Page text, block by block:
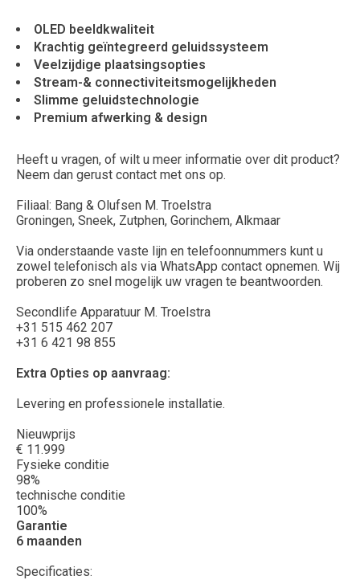
OLED beeldkwaliteit
Krachtig geïntegreerd geluidssysteem
Veelzijdige plaatsingsopties
Stream-& connectiviteitsmogelijkheden
Slimme geluidstechnologie
Premium afwerking & design
Heeft u vragen, of wilt u meer informatie over dit product?
Neem dan gerust contact met ons op.
Filiaal: Bang & Olufsen M. Troelstra
Groningen, Sneek, Zutphen, Gorinchem, Alkmaar
Via onderstaande vaste lijn en telefoonnummers kunt u
zowel telefonisch als via WhatsApp contact opnemen. Wij
proberen zo snel mogelijk uw vragen te beantwoorden.
Secondlife Apparatuur M. Troelstra
+31 515 462 207
+31 6 421 98 855
Extra Opties op aanvraag:
Levering en professionele installatie.
Nieuwprijs
€ 11.999
Fysieke conditie
98%
technische conditie
100%
Garantie
6 maanden
Specificaties: